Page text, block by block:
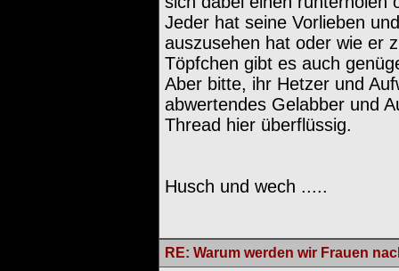
Jeder hat seine Vorlieben
auszusehen hat oder wie er
Töpfchen gibt es auch
Aber bitte, ihr Hetzer und
abwertendes Gelabber und
Thread hier überflüssig.
Husch und wech .....
RE: Warum werden wir Frauen